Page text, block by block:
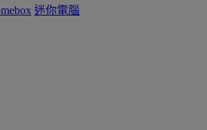
迷你電腦